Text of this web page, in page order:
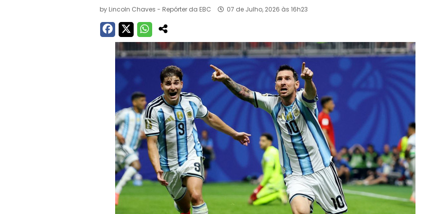
by Lincoln Chaves - Repórter da EBC 07 de Julho, 2026 às 16h23